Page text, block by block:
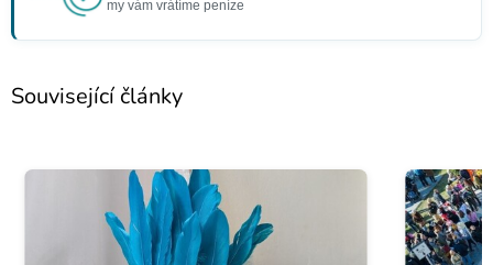
my vám vrátíme peníze
Související články